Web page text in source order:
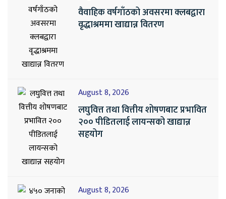
वैवाहिक वर्षगाँठको अवसरमा क्लबद्वारा
वृद्धाश्रममा खाद्यान्न वितरण
August 8, 2026
लघुवित्त तथा वित्तीय शोषणबाट प्रभावित
२०० पीडितलाई लायन्सको खाद्यान्न
सहयोग
August 8, 2026